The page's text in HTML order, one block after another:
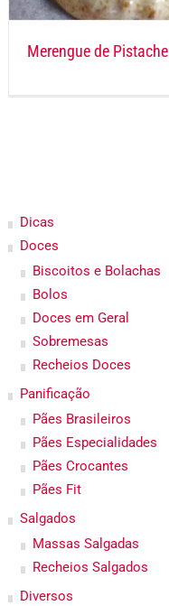
Merengue de Pistache
Dicas
Doces
Biscoitos e Bolachas
Bolos
Doces em Geral
Sobremesas
Recheios Doces
Panificação
Pães Brasileiros
Pães Especialidades
Pães Crocantes
Pães Fit
Salgados
Massas Salgadas
Recheios Salgados
Diversos